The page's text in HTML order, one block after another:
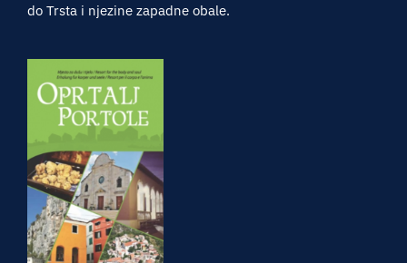
do Trsta i njezine zapadne obale.